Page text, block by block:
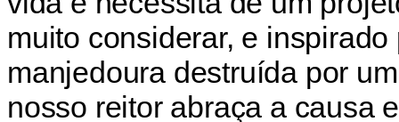
muito considerar, e
manjedoura destruída por
nosso reitor abraça a causa